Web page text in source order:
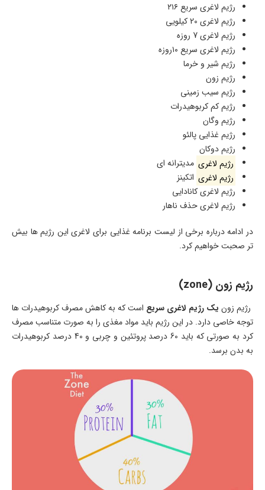
رژیم لاغری سریع ۲۱۶
رژیم لاغری 20 کیلویی
رژیم لاغری 7 روزه
رژیم لاغری سریع ۱۰روزه
رژیم شیر و خرما
رژیم زون
رژیم سیب زمینی
رژیم کم کربوهیدرات
رژیم وگان
رژیم غذایی پالئو
رژیم دوکان
رژیم لاغری مدیترانه ای
رژیم لاغری اتکینز
رژیم لاغری کانادایی
رژیم لاغری حذف ناهار
در ادامه درباره برخی از لیست برنامه غذایی برای لاغری این رژیم ها بیش
تر صحبت خواهیم کرد.
رژیم زون (zone)
رژیم زون یک رژیم لاغری سریع است که به کاهش مصرف کربوهیدرات ها
توجه خاصی دارد. در این رژیم باید مواد مغذی را به صورت متناسب مصرف
کرد به صورتی که باید 60 درصد پروتئین و چربی و 40 درصد کربوهیدرات
به بدن برسد.